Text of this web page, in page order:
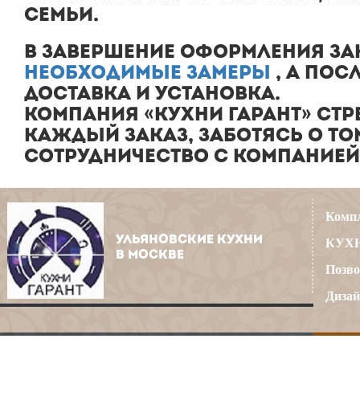
СЕМЬИ.
В ЗАВЕРШЕНИЕ ОФОРМЛЕНИЯ
НЕОБХОДИМЫЕ ЗАМЕРЫ , А
ДОСТАВКА И УСТАНОВКА.
КОМПАНИЯ «КУХНИ ГАРАНТ»
КАЖДЫЙ ЗАКАЗ, ЗАБОТЯСЬ О
СОТРУДНИЧЕСТВО С
УЛЬЯНОВСКИЕ КУХНИ
В МОСКВЕ